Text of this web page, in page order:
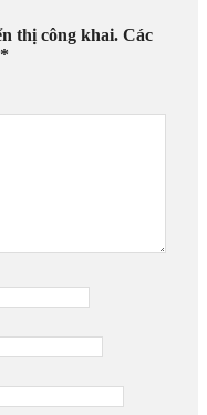
thị công khai. Các
*